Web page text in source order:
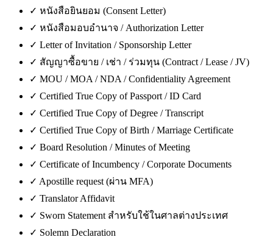
✓ หนังสือยินยอม (Consent Letter)
✓ หนังสือมอบอำนาจ / Authorization Letter
✓ Letter of Invitation / Sponsorship Letter
✓ สัญญาซื้อขาย / เช่า / ร่วมทุน (Contract / Lease / JV)
✓ MOU / MOA / NDA / Confidentiality Agreement
✓ Certified True Copy of Passport / ID Card
✓ Certified True Copy of Degree / Transcript
✓ Certified True Copy of Birth / Marriage Certificate
✓ Board Resolution / Minutes of Meeting
✓ Certificate of Incumbency / Corporate Documents
✓ Apostille request (ผ่าน MFA)
✓ Translator Affidavit
✓ Sworn Statement สำหรับใช้ในศาลต่างประเทศ
✓ Solemn Declaration